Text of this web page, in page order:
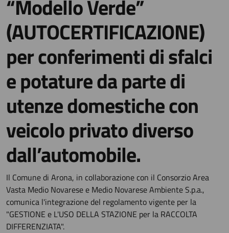
“Modello Verde”
(AUTOCERTIFICAZIONE)
per conferimenti di sfalci
e potature da parte di
utenze domestiche con
veicolo privato diverso
dall’automobile.
Dettagli della notizia
Il Comune di Arona, in collaborazione con il Consorzio Area
Vasta Medio Novarese e Medio Novarese Ambiente S.p.a.,
comunica l'integrazione del regolamento vigente per la
"GESTIONE e L'USO DELLA STAZIONE per la RACCOLTA
DIFFERENZIATA".